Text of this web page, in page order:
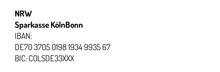
NRW
Sparkasse KölnBonn
IBAN:
DE70 3705 0198 1934 9935 67
BIC: COLSDE33XXX